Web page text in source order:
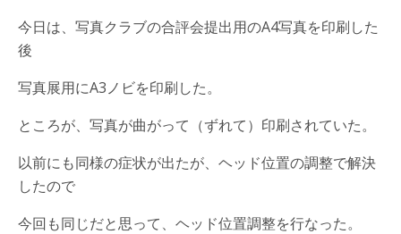
今日は、写真クラブの合評会提出用のA4写真を印刷した
後
写真展用にA3ノビを印刷した。
ところが、写真が曲がって（ずれて）印刷されていた。
以前にも同様の症状が出たが、ヘッド位置の調整で解決
したので
今回も同じだと思って、ヘッド位置調整を行なった。